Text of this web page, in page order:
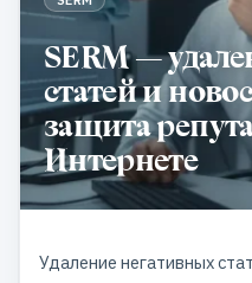
SERM —
статей и
защита
Интернете
Удаление негативных